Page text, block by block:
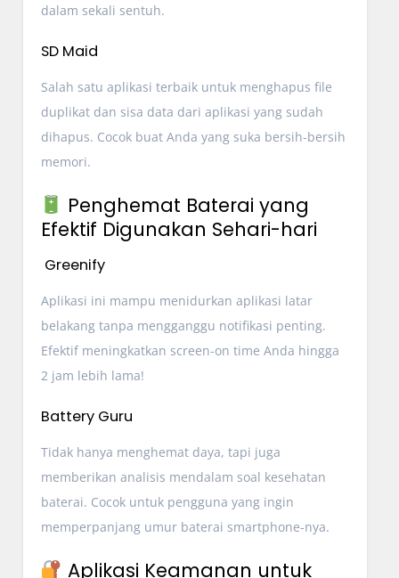
dalam sekali sentuh.
SD Maid
Salah satu aplikasi terbaik untuk menghapus file
duplikat dan sisa data dari aplikasi yang sudah
dihapus. Cocok buat Anda yang suka bersih-bersih
memori.
Penghemat Baterai yang
Efektif Digunakan Sehari-hari
Greenify
Aplikasi ini mampu menidurkan aplikasi latar
belakang tanpa mengganggu notifikasi penting.
Efektif meningkatkan screen-on time Anda hingga
2 jam lebih lama!
Battery Guru
Tidak hanya menghemat daya, tapi juga
memberikan analisis mendalam soal kesehatan
baterai. Cocok untuk pengguna yang ingin
memperpanjang umur baterai smartphone-nya.
Aplikasi Keamanan untuk